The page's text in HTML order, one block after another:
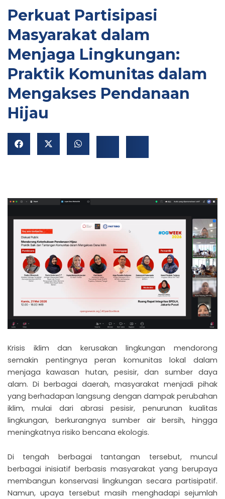
Perkuat Partisipasi
Masyarakat dalam
Menjaga Lingkungan:
Praktik Komunitas dalam
Mengakses Pendanaan
Hijau
Krisis iklim dan kerusakan lingkungan mendorong
semakin pentingnya peran komunitas lokal dalam
menjaga kawasan hutan, pesisir, dan sumber daya
alam. Di berbagai daerah, masyarakat menjadi pihak
yang berhadapan langsung dengan dampak perubahan
iklim, mulai dari abrasi pesisir, penurunan kualitas
lingkungan, berkurangnya sumber air bersih, hingga
meningkatnya risiko bencana ekologis.
Di tengah berbagai tantangan tersebut, muncul
berbagai inisiatif berbasis masyarakat yang berupaya
membangun konservasi lingkungan secara partisipatif.
Namun, upaya tersebut masih menghadapi sejumlah